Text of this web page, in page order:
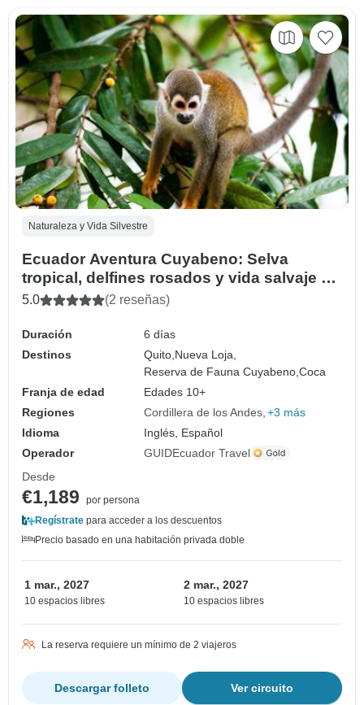
Naturaleza y Vida Silvestre
Ecuador Aventura Cuyabeno: Selva
tropical, delfines rosados y vida salvaje en
6 días
5.0 (2 reseñas)
Duración
6 días
Destinos
Quito, Nueva Loja,
Reserva de Fauna Cuyabeno,Coca
Franja de edad
Edades 10+
Regiones
Cordillera de los Andes +3 más
Idioma
Inglés, Español
Operador
GUIDEcuador Travel
Desde
€1,189
por persona
Regístrate para acceder a los descuentos
Precio basado en una habitación privada doble
1 mar., 2027
10 espacios libres
2 mar., 2027
10 espacios libres
La reserva requiere un mínimo de 2 viajeros
Ver circuito
Descargar folleto